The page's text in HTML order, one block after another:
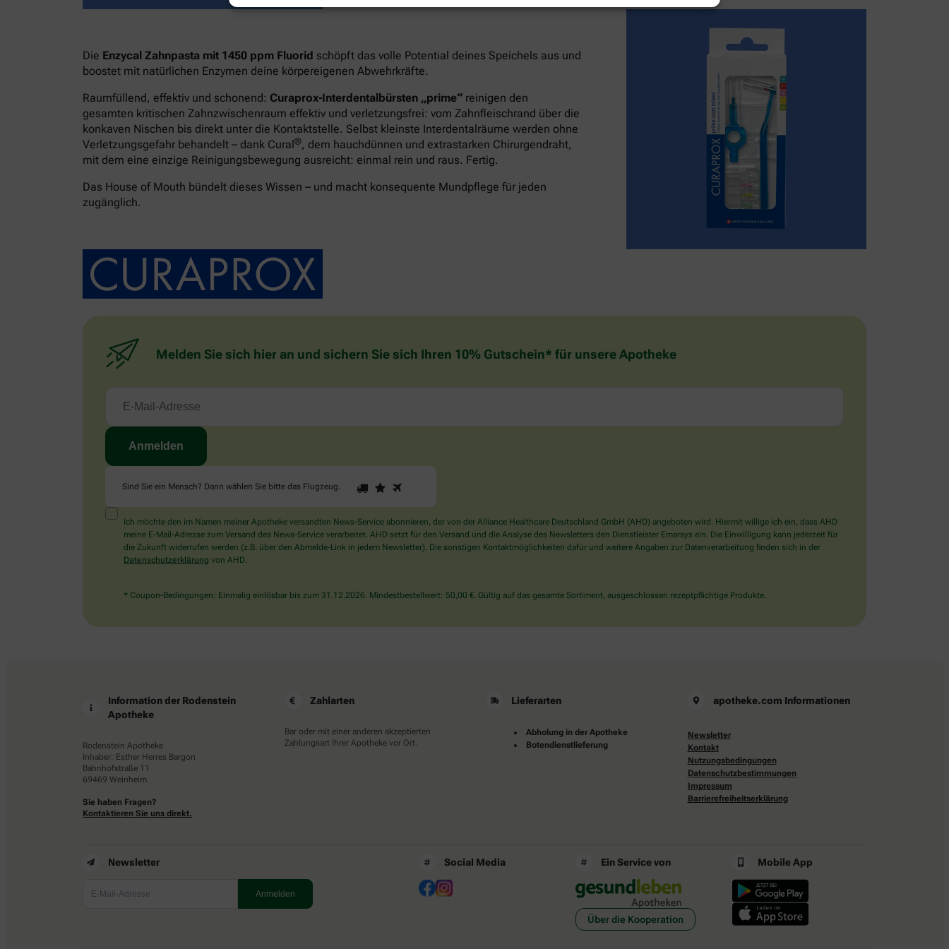
Die Enzycal Zahnpasta mit 1450 ppm Fluorid schöpft das volle Potential deines Speichels aus und
boostet mit natürlichen Enzymen deine körpereigenen Abwehrkräfte.
Raumfüllend, effektiv und schonend: Curaprox-Interdentalbürsten „prime“ reinigen den
gesamten kritischen Zahnzwischenraum effektiv und verletzungsfrei: vom Zahnfleischrand über die
konkaven Nischen bis direkt unter die Kontaktstelle. Selbst kleinste Interdentalräume werden ohne
Verletzungsgefahr behandelt – dank Cural®, dem hauchdünnen und extrastarken Chirurgendraht,
mit dem eine einzige Reinigungsbewegung ausreicht: einmal rein und raus. Fertig.
Das House of Mouth bündelt dieses Wissen – und macht konsequente Mundpflege für jeden
zugänglich.
Melden Sie sich hier an und sichern Sie sich Ihren 10% Gutschein* für unsere Apotheke
Sind Sie ein Mensch? Dann wählen Sie bitte das Flugzeug
Sind
Sie
Mensch?
Dann
wählen
Flugzeug.
1 2
Ich möchte den im Namen meiner Apotheke versandten News-Service abonnieren, der von der Alliance Healthcare Deutschland GmbH (AHD) angeboten wird. Hiermit willige ich ein, dass AHD
meine E-Mail-Adresse zum Versand des News-Service verarbeitet. AHD setzt für den Versand und die Analyse des Newsletters den Dienstleister Emarsys ein. Die Einwilligung kann jederzeit für
die Zukunft widerrufen werden (z.B. über den Abmelde-Link in jedem Newsletter). Die sonstigen Kontaktmöglichkeiten dafür und weitere Angaben zur Datenverarbeitung finden sich in der
Datenschutzerklärung von AHD.
* Coupon-Bedingungen: Einmalig einlösbar bis zum 31.12.2026. Mindestbestellwert: 50,00 €. Gültig auf das gesamte Sortiment, ausgeschlossen rezeptpflichtige Produkte.
Information der Rodenstein
Apotheke
Rodenstein Apotheke
Inhaber: Esther Herres Bargon
Bahnhofstraße 11
69469 Weinheim
Sie haben Fragen?
Kontaktieren Sie uns direkt.
Zahlarten
Bar oder mit einer anderen akzeptierten
Zahlungsart Ihrer Apotheke vor Ort.
Lieferarten
Abholung in der Apotheke
Botendienstlieferung
apotheke.com Informationen
Newsletter
Kontakt
Nutzungsbedingungen
Datenschutzbestimmungen
Impressum
Barrierefreiheitserklärung
Newsletter Social Media Ein Service von
Über die Kooperation
Mobile App